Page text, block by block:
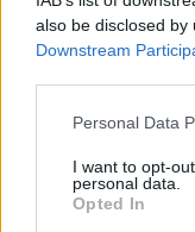
also be disclosed
Downstream
Please note that
not limited to your
grant or deny
use your data for
Personal Data
I want to opt-
personal data.
Opted In
Πώς μπορεί να
επανεκκίνηση
παραπέμπουν
ενσαρκώνουν,
γραφειοκρατία
ότι το νέο